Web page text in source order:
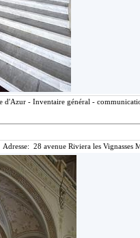
d'Azur - Inventaire général -
28 avenue Riviera les